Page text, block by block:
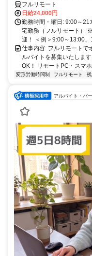
フルリモート
日給24,000円
勤務時間・曜日: 9:00～
宅勤務（フルリモート）
迎！ ＜例＞9:00～13:00
仕事内容: フルリモートで
ルバイトを募集いたしま
OK！ リモートPC・スマ
変形労働時間制 フルリモート
アルバイト・パ